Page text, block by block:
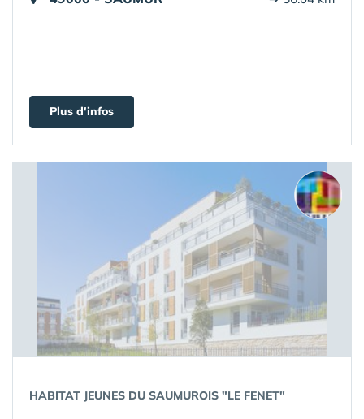
Plus d'infos
HABITAT JEUNES DU SAUMUROIS "LE FENET"